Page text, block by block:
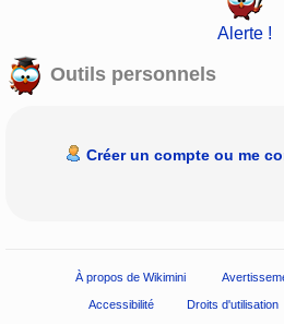
Alerte !
Outils personnels
Créer un compte ou me
À propos de Wikimini
Accessibilité Droits d'utilisation